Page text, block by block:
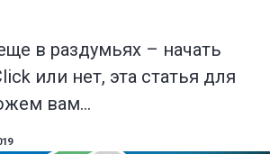
в раздумьях – начать
или нет, эта статья для
вам…